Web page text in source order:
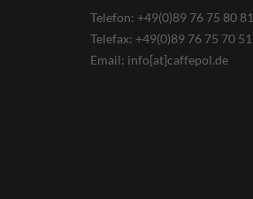
Telefon: +49(0)89 76 75 80 81
Telefax: +49(0)89 76 75 70 51
Email: info[at]caffepol.de